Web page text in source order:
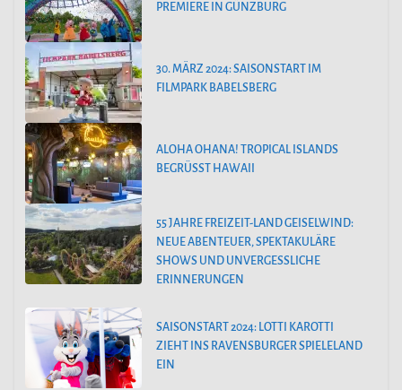
PREMIERE IN GÜNZBURG
30. MÄRZ 2024: SAISONSTART IM
FILMPARK BABELSBERG
ALOHA OHANA! TROPICAL ISLANDS
BEGRÜSST HAWAII
55 JAHRE FREIZEIT-LAND GEISELWIND:
NEUE ABENTEUER, SPEKTAKULÄRE
SHOWS UND UNVERGESSLICHE
ERINNERUNGEN
SAISONSTART 2024: LOTTI KAROTTI
ZIEHT INS RAVENSBURGER SPIELELAND
EIN